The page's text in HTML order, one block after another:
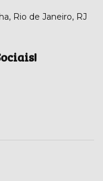
Rio de Janeiro, RJ